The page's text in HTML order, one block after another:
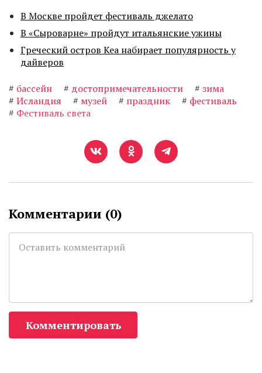
В Москве пройдет фестиваль джелато
В «Сыроварне» пройдут итальянские ужины
Греческий остров Кеа набирает популярность у
дайверов
# бассейн # достопримечательности # зима
# Исландия # музей # праздник # фестиваль
# Фестиваль света
Комментарии (0)
Комментировать